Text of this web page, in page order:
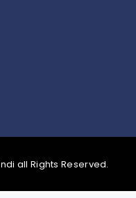
all Rights Reserved.